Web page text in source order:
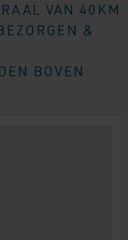
VAN 40KM
&
BOVEN